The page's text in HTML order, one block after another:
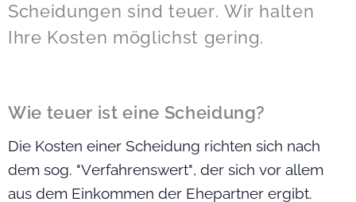
Scheidungen sind teuer. Wir halten
Ihre Kosten möglichst gering.
Wie teuer ist eine Scheidung?
Die Kosten einer Scheidung richten sich nach
dem sog. "Verfahrenswert", der sich vor allem
aus dem Einkommen der Ehepartner ergibt.